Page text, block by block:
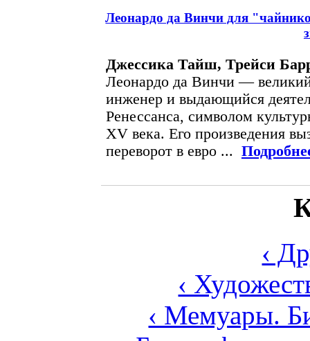
Леонардо да Винчи для
Джессика Тайш, Трейси
Леонардо да Винчи —
инженер и выдающийся
Ренессанса, символом
XV века. Его произведения
переворот в евро ...
‹
‹
‹ Мемуары.